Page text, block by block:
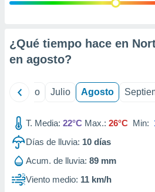
e
mediante
publicidad
de
1199
¿Qué tiempo hace en
en agosto?
Junio Julio Agosto
T. Media: 22°C Max.: 26°C Min:
Días de lluvia: 10 días
Acum. de lluvia: 89 mm
Viento medio: 11 km/h